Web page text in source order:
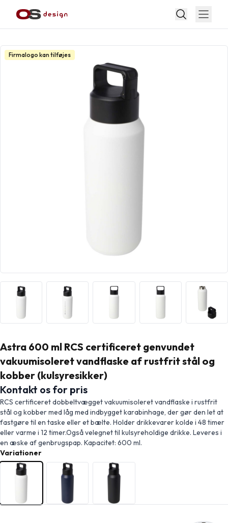
Firmalogo kan tilføjes
Astra 600 ml RCS certificeret genvundet
vakuumisoleret vandflaske af rustfrit stål og
kobber (kulsyresikker)
Kontakt os for pris
RCS certificeret dobbeltvægget vakuumisoleret vandflaske i rustfrit
stål og kobber med låg med indbygget karabinhage, der gør den let at
fastgøre til en taske eller et bælte. Holder drikkevarer kolde i 48 timer
eller varme i 12 timer.Også velegnet til kulsyreholdige drikke. Leveres i
en æske af genbrugspap. Kapacitet: 600 ml.
Variationer